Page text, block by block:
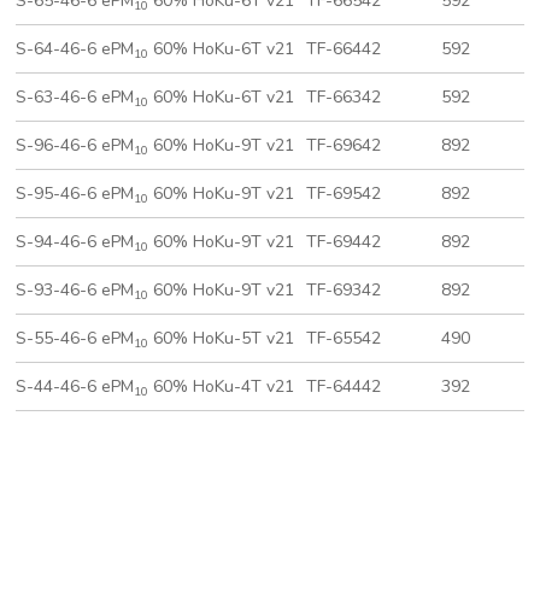
10
S-64-46-6 ePM10 60% HoKu-6T v21 TF-66442 592
S-63-46-6 ePM10 60% HoKu-6T v21 TF-66342 592
S-96-46-6 ePM10 60% HoKu-9T v21 TF-69642 892
S-95-46-6 ePM10 60% HoKu-9T v21 TF-69542 892
S-94-46-6 ePM10 60% HoKu-9T v21 TF-69442 892
S-93-46-6 ePM10 60% HoKu-9T v21 TF-69342 892
S-55-46-6 ePM10 60% HoKu-5T v21 TF-65542 490
S-44-46-6 ePM10 60% HoKu-4T v21 TF-64442 392